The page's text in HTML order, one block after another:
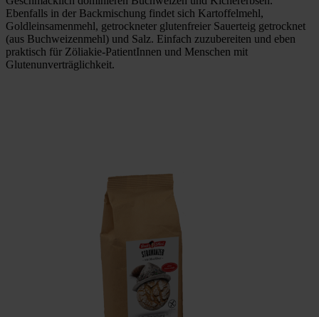
Ebenfalls in der Backmischung findet sich Kartoffelmehl,
Goldleinsamenmehl, getrockneter glutenfreier Sauerteig getrocknet
(aus Buchweizenmehl) und Salz. Einfach zuzubereiten und eben
praktisch für Zöliakie-PatientInnen und Menschen mit
Glutenunverträglichkeit.